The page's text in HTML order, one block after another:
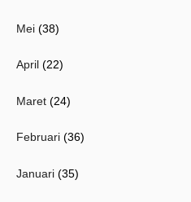
Mei (38)
April (22)
Maret (24)
Februari (36)
Januari (35)